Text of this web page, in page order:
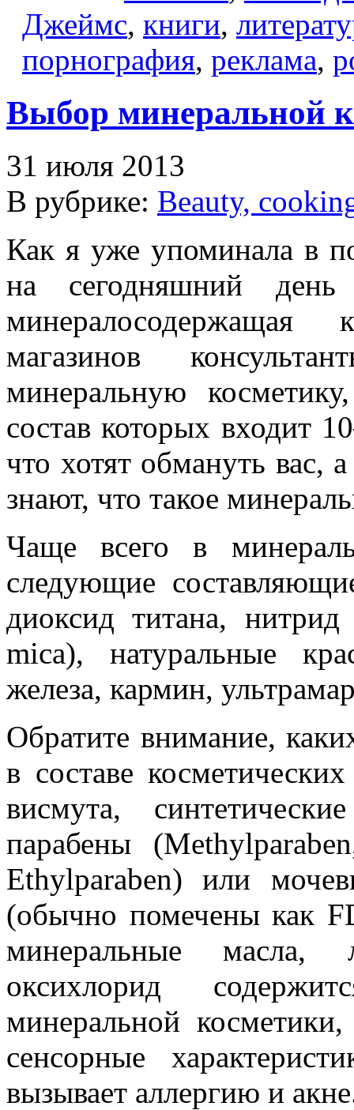
Джеймс, книги,
порнография, реклама,
Выбор минеральной
31 июля 2013
В рубрике: Beauty,
Как я уже упоминала в
на сегодняшний день
магазинов
минеральную
состав которых входит
что хотят обмануть вас,
знают, что такое
Чаще всего в
следующие
диоксид титана,
mica), натуральные
железа, кармин,
Обратите внимание,
в составе
висмута,
парабены
Ethylparaben) или
(обычно помечены как
минеральные масла,
оксихлорид
минеральной
сенсорные
вызывает аллергию и